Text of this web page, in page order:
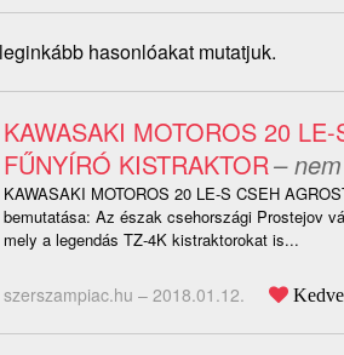
hasonlóakat mutatjuk.
KAWASAKI MOTOROS 20
FŰNYÍRÓ KISTRAKTOR–
KAWASAKI MOTOROS 20 LE-S CSEH
bemutatása: Az észak csehországi Prostejov
mely a legendás TZ-4K kistraktorokat is...
szerszampiac.hu – 2018.01.12.